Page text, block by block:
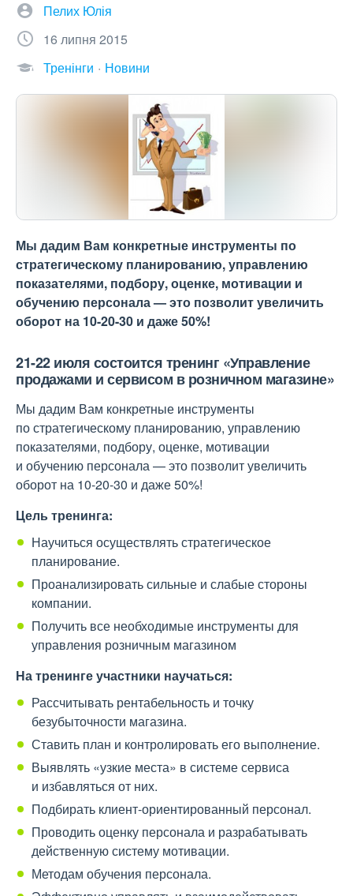
Пелих Юлія
16 липня 2015
Тренінги
Новини
Мы дадим Вам конкретные инструменты по
стратегическому планированию, управлению
показателями, подбору, оценке, мотивации и
обучению персонала — это позволит увеличить
оборот на 10-20-30 и даже 50%!
21-22 июля состоится тренинг «Управление
продажами и сервисом в розничном магазине»
Мы дадим Вам конкретные инструменты
по стратегическому планированию, управлению
показателями, подбору, оценке, мотивации
и обучению персонала — это позволит увеличить
оборот на 10-20-30 и даже 50%!
Цель тренинга:
Научиться осуществлять стратегическое
планирование.
Проанализировать сильные и слабые стороны
компании.
Получить все необходимые инструменты для
управления розничным магазином
На тренинге участники научаться:
Рассчитывать рентабельность и точку
безубыточности магазина.
Ставить план и контролировать его выполнение.
Выявлять «узкие места» в системе сервиса
и избавляться от них.
Подбирать клиент-ориентированный персонал.
Проводить оценку персонала и разрабатывать
действенную систему мотивации.
Методам обучения персонала.